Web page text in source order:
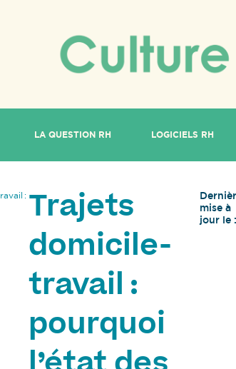
LA QUESTION RH LOGICIELS RH
:
Trajets
domicile-
travail :
pourquoi
mise à
jour le :